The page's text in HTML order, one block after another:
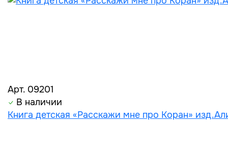
Арт. 09201
В наличии
Книга детская «Расскажи мне про Коран»